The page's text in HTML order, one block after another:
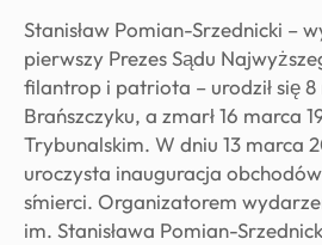
Stanisław Pomian-Srzednicki –
pierwszy Prezes Sądu
filantrop i patriota – urodził się
Brańszczyku, a zmarł 16 marca
Trybunalskim. W dniu 13 marca
uroczysta inauguracja
śmierci. Organizatorem
im. Stanisława Pomian-